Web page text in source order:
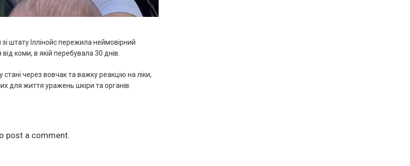
штату Іллінойс пережила неймовірний
коми, в якій перебувала 30 днів.
через вовчак та важку реакцію на ліки,
для життя уражень шкіри та органів.
post a comment.